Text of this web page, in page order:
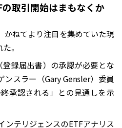
取引開始はまもなくか
かねてより注目を集めていた現
。
録届出書）の承認が必要とな
ンスラー（Gary Gensler）委員
承認される」との見通しを示
ンテリジェンスのETFアナリス